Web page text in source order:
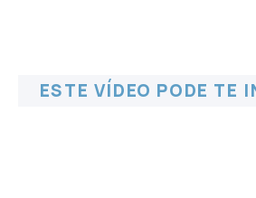
ESTE VÍDEO PODE TE